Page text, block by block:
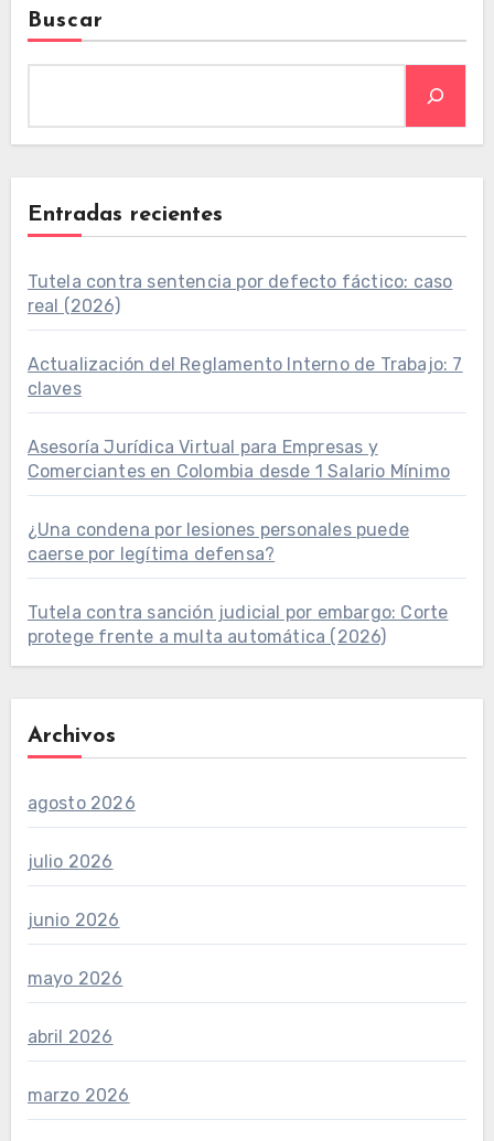
Buscar
Entradas recientes
Tutela contra sentencia por defecto fáctico: caso
real (2026)
Actualización del Reglamento Interno de Trabajo: 7
claves
Asesoría Jurídica Virtual para Empresas y
Comerciantes en Colombia desde 1 Salario Mínimo
¿Una condena por lesiones personales puede
caerse por legítima defensa?
Tutela contra sanción judicial por embargo: Corte
protege frente a multa automática (2026)
Archivos
agosto 2026
julio 2026
junio 2026
mayo 2026
abril 2026
marzo 2026